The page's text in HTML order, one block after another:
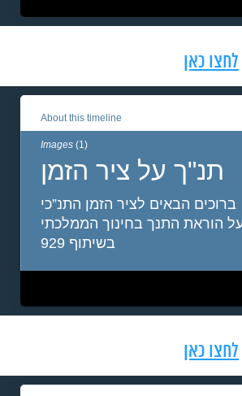
לחצו כאן
לחצו כאן